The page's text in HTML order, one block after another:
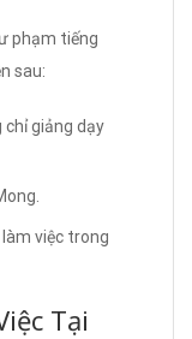
phạm tiếng
sau:
chỉ giảng dạy
việc trong
Tại